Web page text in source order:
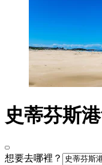
史蒂芬斯
想要去哪裡？